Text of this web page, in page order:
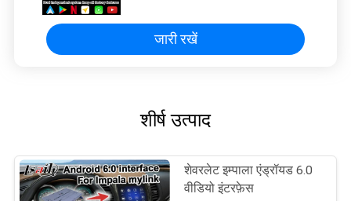
जारी रखें
शीर्ष उत्पाद
शेवरलेट इम्पाला एंड्रॉयड 6.0
वीडियो इंटरफ़ेस